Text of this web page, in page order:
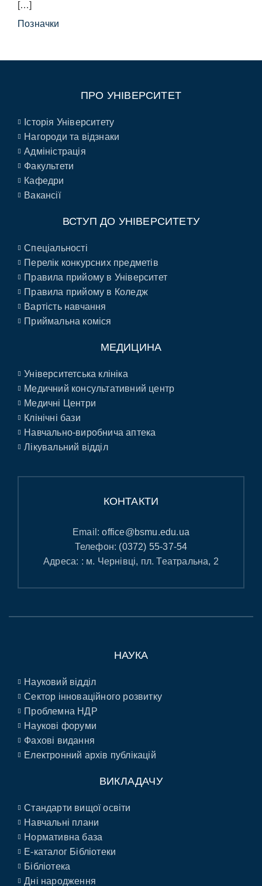
[…]
Позначки
ПРО УНІВЕРСИТЕТ
Історія Університету
Нагороди та відзнаки
Адміністрація
Факультети
Кафедри
Вакансії
ВСТУП ДО УНІВЕРСИТЕТУ
Спеціальності
Перелік конкурсних предметів
Правила прийому в Університет
Правила прийому в Коледж
Вартість навчання
Приймальна коміся
МЕДИЦИНА
Університетська клініка
Медичний консультативний центр
Медичні Центри
Клінічні бази
Навчально-виробнича аптека
Лікувальний відділ
КОНТАКТИ
Email:office@bsmu.edu.ua
Телефон: (0372) 55-37-54
Адреса: : м. Чернівці, пл. Театральна, 2
НАУКА
Науковий відділ
Сектор інноваційного розвитку
Проблемна НДР
Наукові форуми
Фахові видання
Електронний архів публікацій
ВИКЛАДАЧУ
Стандарти вищої освіти
Навчальні плани
Нормативна база
E-каталог Бібліотеки
Бібліотека
Дні народження